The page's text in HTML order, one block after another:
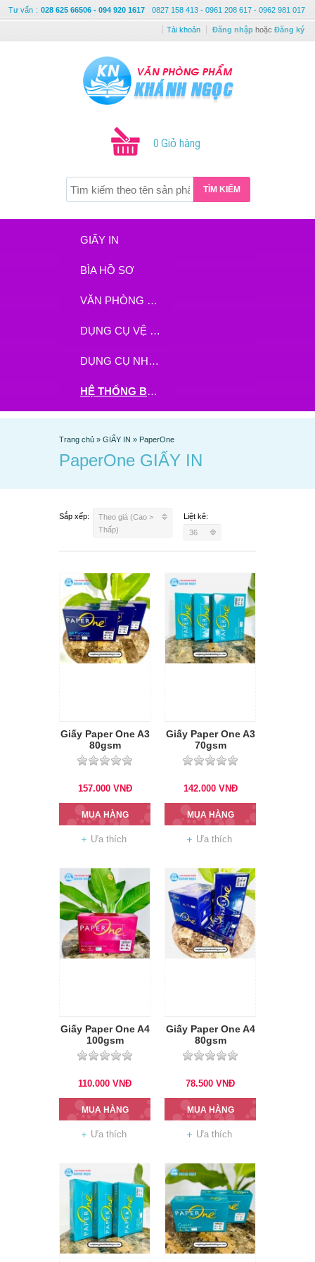
Tư vấn : 028 625 66506 - 094 920 1617 0827 158 413 - 0961 208 617 - 0962 981 017
Tài khoản Đăng nhập hoặc Đăng ký
0 Giỏ hàng
TÌM KIẾM
GIẤY IN
BÌA HỒ SƠ
VĂN PHÒNG PHẨM
DỤNG CỤ VỆ SINH
DỤNG CỤ NHÀ BẾP
HỆ THỐNG BHX - TGDĐ ĐẶT HÀNG TẠI ĐÂY
Trang chủ » GIẤY IN » PaperOne
PaperOne GIẤY IN
Sắp xếp:
Theo giá (Cao >
Thấp)
Liệt kê:
36
Giấy Paper One A3
80gsm
157.000 VNĐ
MUA HÀNG
Ưa thích
Giấy Paper One A3
70gsm
142.000 VNĐ
MUA HÀNG
Ưa thích
Giấy Paper One A4
100gsm
110.000 VNĐ
MUA HÀNG
Ưa thích
Giấy Paper One A4
80gsm
78.500 VNĐ
MUA HÀNG
Ưa thích